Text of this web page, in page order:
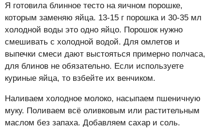
Я готовила блинное тесто на яичном порошке,
которым заменяю яйца. 13-15 г порошка и 30-35 мл
холодной воды это одно яйцо. Порошок нужно
смешивать с холодной водой. Для омлетов и
выпечки смеси дают выстояться примерно полчаса,
для блинов не обязательно. Если используете
куриные яйца, то взбейте их венчиком.
Наливаем холодное молоко, насыпаем пшеничную
муку. Поливаем всё оливковым или растительным
маслом без запаха. Добавляем сахар и соль.